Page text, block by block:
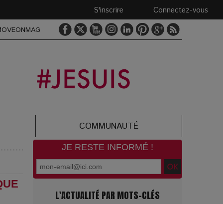
Connectez-vous
S'inscrire
COMMUNAUTÉ
JE RESTE INFORMÉ !
L'ACTUALITÉ PAR MOTS-CLÉS